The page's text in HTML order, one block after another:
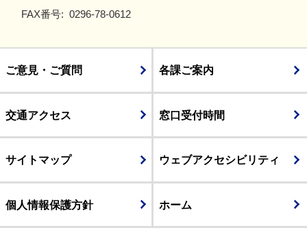
FAX番号: 0296-78-0612
ご意見・ご質問 各課ご案内
交通アクセス 窓口受付時間
サイトマップ ウェブアクセシビリティ
個人情報保護方針 ホーム